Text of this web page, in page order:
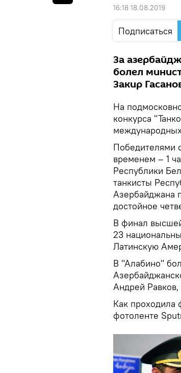
16:18 18.08.2019
Подписаться
За
болел
Закир
На
конкурса
Победителями
временем – 1
Республики
танкисты
Азербайджана
достойное
В финал
23
Латинскую
В "Алабино"
Андрей
Как проходила
фотоленте